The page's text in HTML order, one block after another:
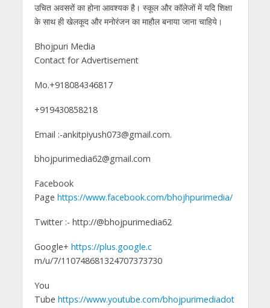
उचित अवसरों का होना आवश्यक है। स्कूल और कॉलेजों में यदि शिक्षा
के साथ ही खेलकूद और मनोरंजन का माहौल बनाया जाना चाहिये।
Bhojpuri Media
Contact for Advertisement
Mo.+918084346817
+919430858218
Email :-ankitpiyush073@gmail.com.
bhojpurimedia62@gmail.com
Facebook
Page https://www.facebook.com/bhojhpurimedia/
Twitter :- http://@bhojpurimedia62
Google+ https://plus.google.c
m/u/7/110748681324707373730
You
Tube https://www.youtube.com/bhojpurimediadot